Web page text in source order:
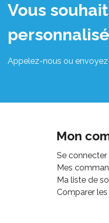
Vous
Appelez-nous ou
Mon
Se connecter
Mes
Ma liste de
Comparer